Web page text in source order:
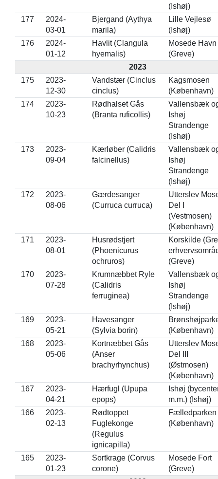
(Ishøj)
177
2024-
03-01
Bjergand (Aythya
marila)
Lille Vejlesø
(Ishøj)
176
2024-
01-12
Havlit (Clangula
hyemalis)
Mosede Havn
(Greve)
2023
175
2023-
12-30
Vandstær (Cinclus
cinclus)
Kagsmosen
(København)
174
2023-
10-23
Rødhalset Gås
(Branta ruficollis)
Vallensbæk
Ishøj
Strandenge
(Ishøj)
173
2023-
09-04
Kærløber (Calidris
falcinellus)
Vallensbæk
Ishøj
Strandenge
(Ishøj)
172
2023-
08-06
Gærdesanger
(Curruca curruca)
Utterslev
Del I
(Vestmosen)
(København)
171
2023-
08-01
Husrødstjert
(Phoenicurus
ochruros)
Korskilde
(Greve)
170
2023-
07-28
Krumnæbbet Ryle
(Calidris
ferruginea)
Vallensbæk
Ishøj
Strandenge
(Ishøj)
169
2023-
05-21
Havesanger
(Sylvia borin)
(København)
168
2023-
05-06
Kortnæbbet Gås
(Anser
brachyrhynchus)
Utterslev
Del III
(Østmosen)
(København)
167
2023-
04-21
Hærfugl (Upupa
epops)
Ishøj
m.m.) (Ishøj)
166
2023-
02-13
Rødtoppet
Fuglekonge
(Regulus
ignicapilla)
Fælledparken
(København)
165
2023-
01-23
Sortkrage (Corvus
corone)
Mosede Fort
(Greve)